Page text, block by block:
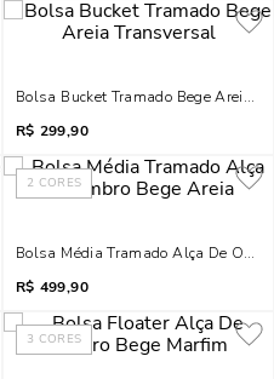
Bolsa Bucket Tramado Bege Areia
R$ 299,90
Areia
2 CORES
Bolsa Média Tramado Alça De
R$ 499,90
3 CORES